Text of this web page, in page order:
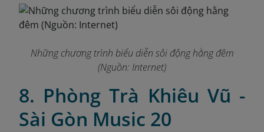
Những chương trình biểu diễn sôi động hằng đêm
(Nguồn: Internet)
8. Phòng Trà Khiêu Vũ -
Sài Gòn Music 20